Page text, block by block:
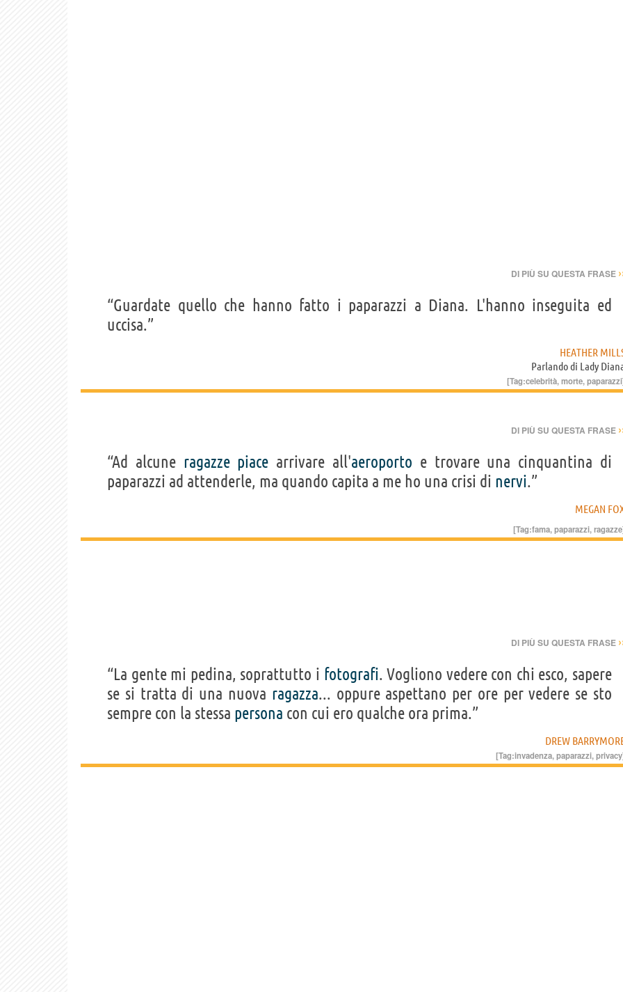
DI PIÙ SU QUESTA FRASE
“Guardate quello che hanno fatto i paparazzi a Diana. L'hanno inseguita ed
uccisa.”
HEATHER
Parlando di Lady
[Tag:celebrità,morte,paparazzi
DI PIÙ SU QUESTA FRASE
“Ad alcune ragazze piace arrivare all'aeroporto e trovare una cinquantina di
paparazzi ad attenderle, ma quando capita a me ho una crisi di nervi.”
MEGAN
[Tag:fama,paparazzi,ragazze
DI PIÙ SU QUESTA FRASE
“La gente mi pedina, soprattutto i fotografi. Vogliono vedere con chi esco, sapere
se si tratta di una nuova ragazza... oppure aspettano per ore per vedere se sto
sempre con la stessa persona con cui ero qualche ora prima.”
DREW
[Tag:invadenza,paparazzi,privacy